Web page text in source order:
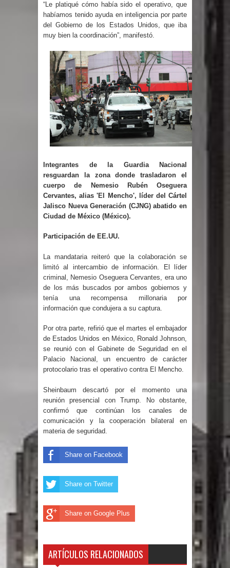
municipal
La Fiscalía de Bolivia ordena la
detención del expresidente Evo
Morales
Calor extremo para este jueves en
gran parte del territorio nacional
Miles de marroquíes cruzan la
frontera en masa para entrar a
España
TC declara inconstitucional decreto
Congreso
Presidente LMD Víctor D´Aza
supervisa obra relleno sanitario y se
reúne con alcalde San Cristóbal
Un lunes trágico deja seis jóvenes
Heridos y edificios colapsados tras
terremoto de magnitud 7,1 en Japón
modificaciones al nuevo Código Penal
Diputado Félix Michell Rodríguez
reveló que con Presupuesto
país con 3,500 millones de dólares
“Le platiqué cómo había sido el operativo, que
habíamos tenido ayuda en inteligencia por parte
del Gobierno de los Estados Unidos, que iba
muy bien la coordinación”, manifestó.
Integrantes de la Guardia Nacional
resguardan la zona donde trasladaron el
cuerpo de Nemesio
Rubén Oseguera
Cervantes, alias 'El Mencho', líder del Cártel
Jalisco Nueva Generación (CJNG) abatido en
Ciudad de México (México).
Participación de EE.UU.
La mandataria reiteró que la colaboración se
limitó al intercambio de información. El líder
criminal, Nemesio Oseguera Cervantes, era uno
de los más buscados por ambos gobiernos y
tenía una recompensa millonaria por
información que condujera a su captura.
Por otra parte, refirió que el martes el embajador
de Estados Unidos en México, Ronald Johnson,
se reunió con el Gabinete de Seguridad en el
Palacio Nacional, un encuentro de carácter
protocolario tras el operativo contra El Mencho.
Sheinbaum descartó por el momento una
reunión presencial con Trump. No obstante,
confirmó que continúan los canales de
comunicación y la cooperación bilateral en
materia de seguridad.
Share on Facebook
Share on Twitter
Share on Google Plus
ARTÍCULOS RELACIONADOS